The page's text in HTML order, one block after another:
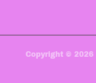
Copyright © 2026